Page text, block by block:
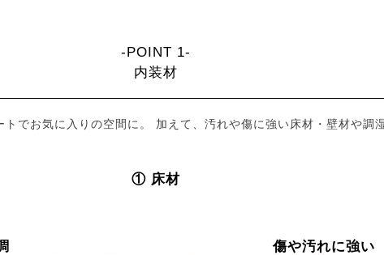
-POINT 1-
内装材
でお気に入りの空間に。 加えて、汚れや傷に強い床材・壁材や調
① 床材
傷や汚れに強い